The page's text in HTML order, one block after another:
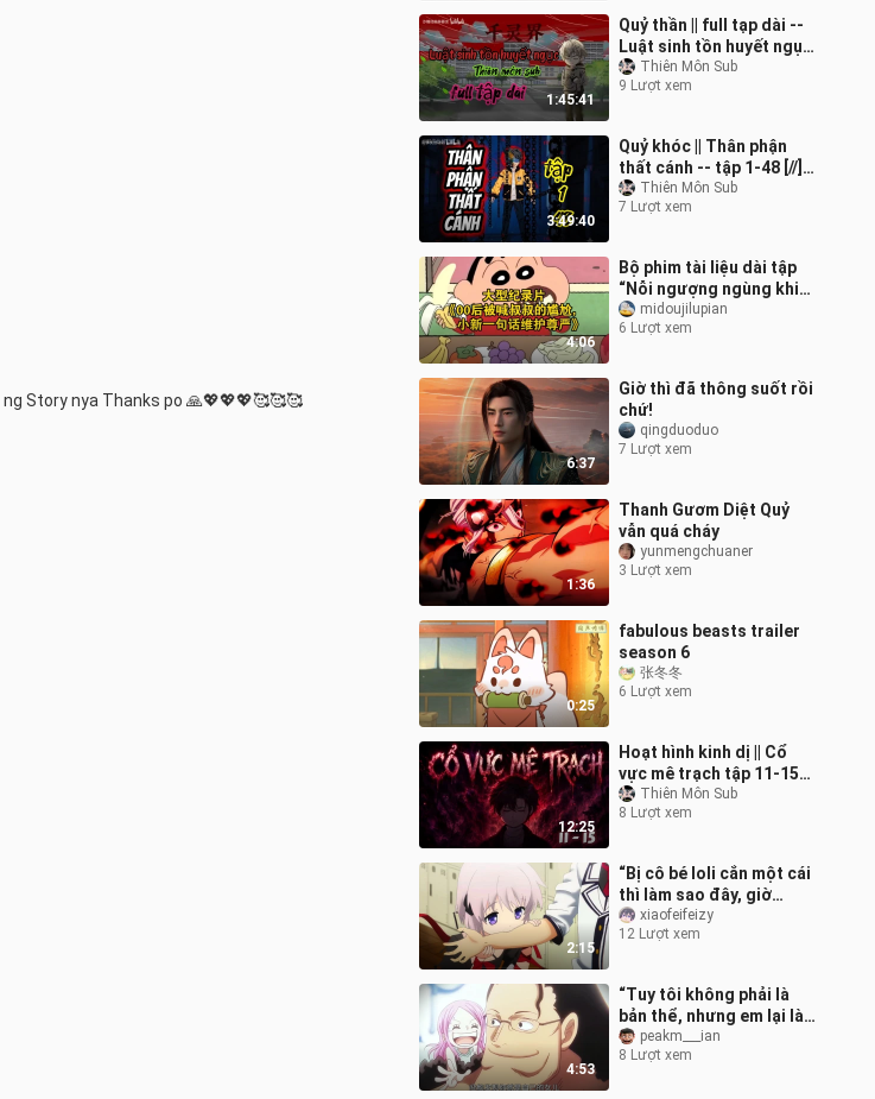
1:45:41
Quỷ thần || full tạp dài --
Luật sinh tồn huyết ngục
[//] Thiên môn sub
Thiên Môn Sub
9 Lượt xem
3:49:40
Quỷ khóc || Thân phận
thất cánh -- tập 1-48 [//]
Thiên môn sub
Thiên Môn Sub
7 Lượt xem
4:06
Bộ phim tài liệu dài tập
“Nỗi ngượng ngùng khi
thế hệ 00 bị gọi là chú,
một câu nói của Tiểu Tân
midoujilupian
6 Lượt xem
6:37
Giờ thì đã thông suốt rồi
chứ!
qingduoduo
7 Lượt xem
1:36
Thanh Gươm Diệt Quỷ
vẫn quá cháy
yunmengchuaner
3 Lượt xem
0:25
fabulous beasts trailer
season 6
张冬冬
6 Lượt xem
12:25
Hoạt hình kinh dị || Cổ
vực mê trạch tập 11-15
[//] Thiên môn sub
Thiên Môn Sub
8 Lượt xem
2:15
“Bị cô bé loli cắn một cái
thì làm sao đây, giờ
thành người ái mộ loli
rồi”
xiaofeifeizy
12 Lượt xem
4:53
“Tuy tôi không phải là
bản thể, nhưng em lại là
người duy nhất trong
tiềm thức của tôi”
peakm___ian
8 Lượt xem
Story nya Thanks po 🙏💖💖💖🥰🥰🥰